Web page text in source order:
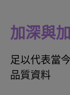
加深與
足以代表當
品質資料